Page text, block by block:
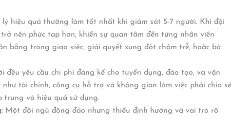
lý hiệu quả thường làm tốt nhất khi giám sát 5-7 người. Khi đội
nên phức tạp hơn, khiến sự quan tâm đến từng nhân viên
bằng trong giao việc, giải quyết xung đột chậm trễ, hoặc bỏ
đều yêu cầu chi phí đáng kể cho tuyển dụng, đào tạo, và vận
tài chính, công cụ hỗ trợ và không gian làm việc phải chia sẻ
trung và hiệu quả sử dụng.
Một đội ngũ đông đảo nhưng thiếu định hướng và vai trò rõ